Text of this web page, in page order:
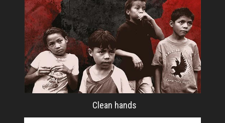
Clean hands